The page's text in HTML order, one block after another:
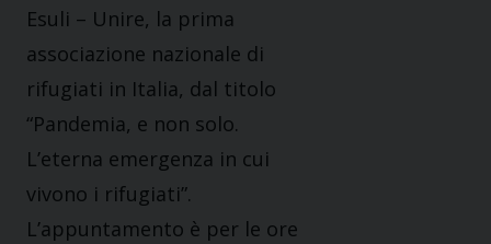
Esuli – Unire, la prima
associazione nazionale di
rifugiati in Italia, dal titolo
“Pandemia, e non solo.
L’eterna emergenza in cui
vivono i rifugiati”.
L’appuntamento è per le ore